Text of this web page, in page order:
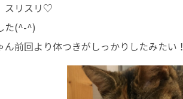
スリスリ♡
た(^-^)
ん前回より体つきがしっかりしたみたい！